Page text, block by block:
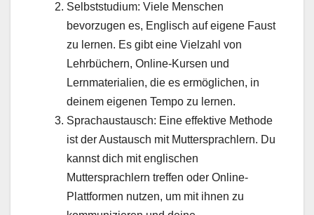
Selbststudium: Viele Menschen
bevorzugen es, Englisch auf eigene Faust
zu lernen. Es gibt eine Vielzahl von
Lehrbüchern, Online-Kursen und
Lernmaterialien, die es ermöglichen, in
deinem eigenen Tempo zu lernen.
Sprachaustausch: Eine effektive Methode
ist der Austausch mit Muttersprachlern. Du
kannst dich mit englischen
Muttersprachlern treffen oder Online-
Plattformen nutzen, um mit ihnen zu